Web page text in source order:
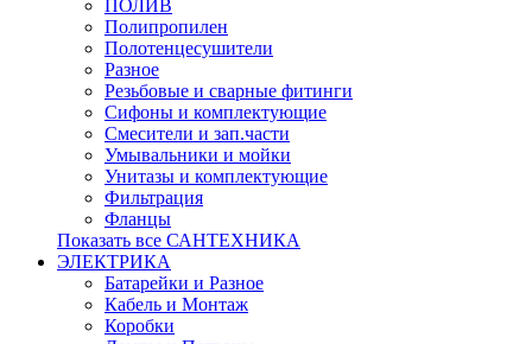
ПОЛИВ
Полипропилен
Полотенцесушители
Разное
Резьбовые и сварные фитинги
Сифоны и комплектующие
Смесители и зап.части
Умывальники и мойки
Унитазы и комплектующие
Фильтрация
Фланцы
Показать все САНТЕХНИКА
ЭЛЕКТРИКА
Батарейки и Разное
Кабель и Монтаж
Коробки